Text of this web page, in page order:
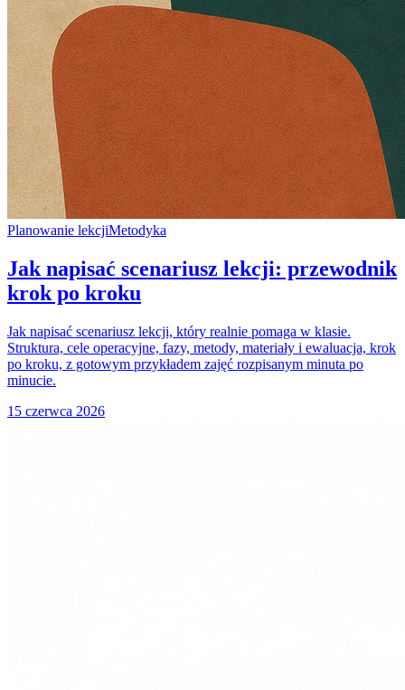
Planowanie lekcjiMetodyka
Jak napisać scenariusz lekcji: przewodnik
krok po kroku
Jak napisać scenariusz lekcji, który realnie pomaga w klasie.
Struktura, cele operacyjne, fazy, metody, materiały i ewaluacja, krok
po kroku, z gotowym przykładem zajęć rozpisanym minuta po
minucie.
15 czerwca 2026